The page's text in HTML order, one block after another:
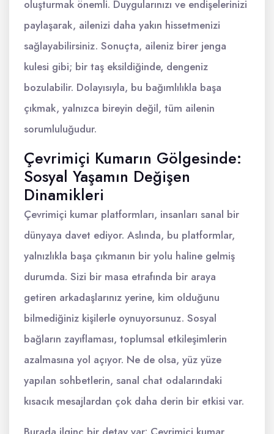
oluşturmak önemli. Duygularınızı ve endişelerinizi
paylaşarak, ailenizi daha yakın hissetmenizi
sağlayabilirsiniz. Sonuçta, aileniz birer jenga
kulesi gibi; bir taş eksildiğinde, dengeniz
bozulabilir. Dolayısıyla, bu bağımlılıkla başa
çıkmak, yalnızca bireyin değil, tüm ailenin
sorumluluğudur.
Çevrimiçi Kumarın Gölgesinde:
Sosyal Yaşamın Değişen
Dinamikleri
Çevrimiçi kumar platformları, insanları sanal bir
dünyaya davet ediyor. Aslında, bu platformlar,
yalnızlıkla başa çıkmanın bir yolu haline gelmiş
durumda. Sizi bir masa etrafında bir araya
getiren arkadaşlarınız yerine, kim olduğunu
bilmediğiniz kişilerle oynuyorsunuz. Sosyal
bağların zayıflaması, toplumsal etkileşimlerin
azalmasına yol açıyor. Ne de olsa, yüz yüze
yapılan sohbetlerin, sanal chat odalarındaki
kısacık mesajlardan çok daha derin bir etkisi var.